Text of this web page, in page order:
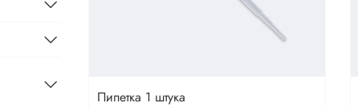
Пипетка 1 штука